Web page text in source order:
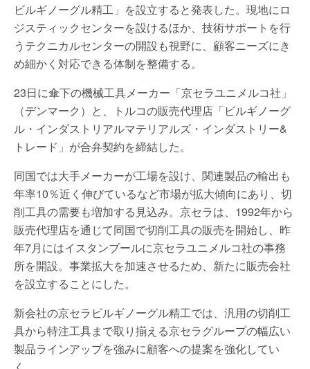
ビルギノーグル精工」を設立すると発表した。現地にロ
ジスティックセンターを設けるほか、技術サポートを行
うテクニカルセンターの開設も視野に、顧客ニーズにき
め細かく対応できる体制を整備する。
23日に傘下の機械工具メーカー「京セラユニメルコ社」
（デンマーク）と、トルコの販売代理店「ビルギノーグ
ル・インダストリアルマテリアルズ・インダストリー&
トレード」が合弁契約を締結した。
同国では大手メーカーが工場を設け、関連製品の輸出も
年率10％近く伸びているなど市場が拡大傾向にあり、切
削工具の需要も増加する見込み。京セラは、1992年から
販売代理店を通じて同国で切削工具の販売を開始し、昨
年7月にはイスタンブールに京セラユニメルコ社の事務
所を開設。事業拡大を加速させるため、新たに販売会社
を設立することにした。
新会社の京セラビルギノーグル精工では、汎用の切削工
具から特注工具まで取り揃える京セラグループの幅広い
製品ラインアップを強みに顧客への提案を強化してい